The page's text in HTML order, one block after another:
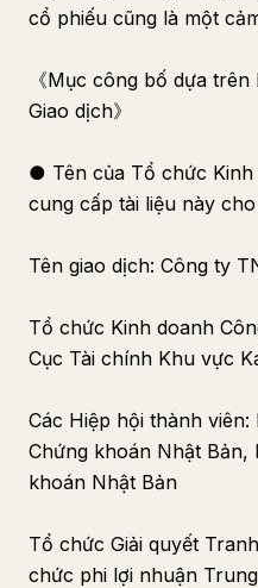
cổ phiếu cũng là một
《Mục công bố dựa
Giao dịch》
● Tên của Tổ chức
cung cấp tài liệu này
Tên giao dịch: Công ty
Tổ chức Kinh doanh
Cục Tài chính Khu vực
Các Hiệp hội thành
Chứng khoán Nhật Bản,
khoán Nhật Bản
Tổ chức Giải quyết
chức phi lợi nhuận